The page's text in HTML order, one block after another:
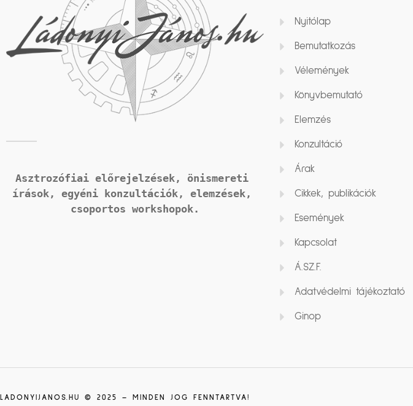
Asztrozófiai előrejelzések, önismereti
írások, egyéni konzultációk, elemzések,
csoportos workshopok.
Nyitólap
Bemutatkozás
Vélemények
Könyvbemutató
Elemzés
Konzultáció
Árak
Cikkek, publikációk
Események
Kapcsolat
Á.SZ.F.
Adatvédelmi tájékoztató
Ginop
LADONYIJANOS.HU © 2025 – MINDEN JOG FENNTARTVA!